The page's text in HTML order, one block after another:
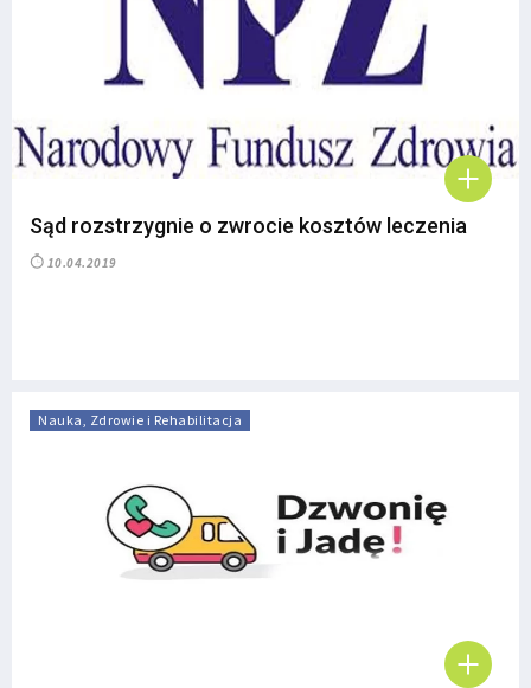
Sąd rozstrzygnie o zwrocie kosztów leczenia
10.04.2019
Nauka, Zdrowie i Rehabilitacja